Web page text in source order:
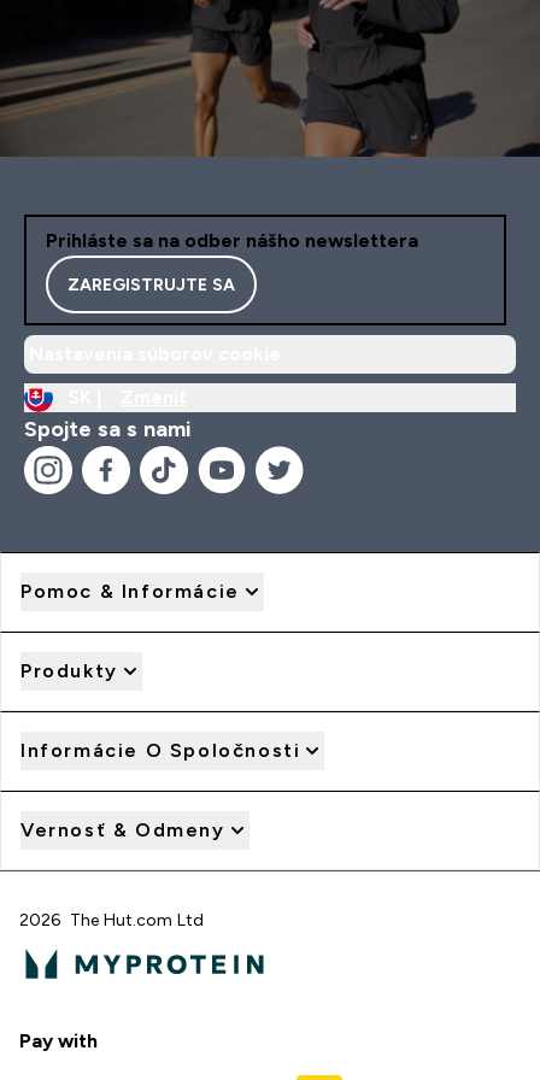
Prihláste sa na odber nášho newslettera
ZAREGISTRUJTE SA
Spojte sa s nami
Pomoc & Informácie
Produkty
Informácie O Spoločnosti
Vernosť & Odmeny
2026 The Hut.com Ltd
Pay with